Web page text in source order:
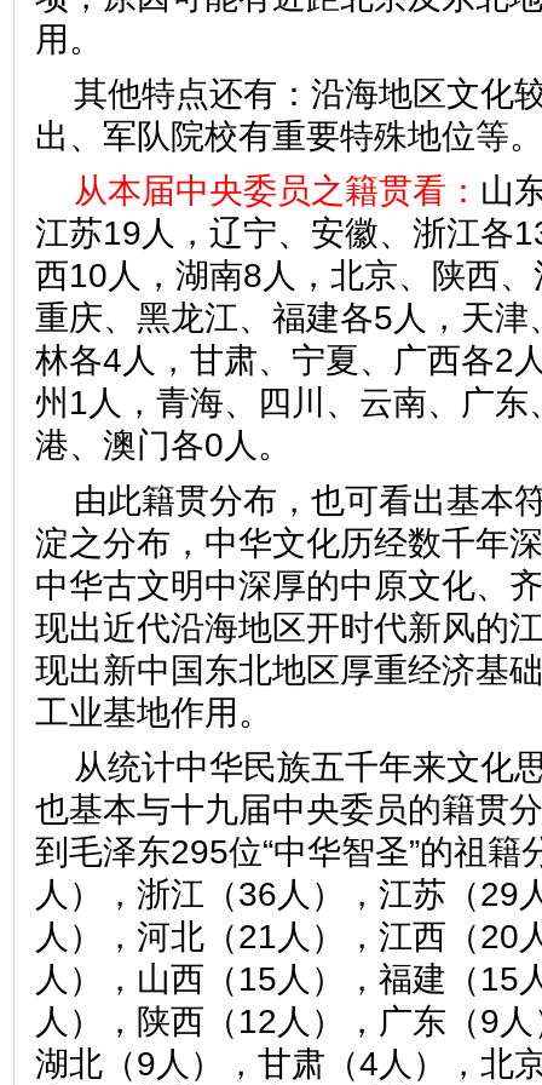
用。
其他特点还有：沿海地区文化
出、军队院校有重要特殊地位等。
从本届中央委员之籍贯看： 山
江苏19人，辽宁、安徽、浙江各
西10人，湖南8人，北京、陕西
重庆、黑龙江、福建各5人，天
林各4人，甘肃、宁夏、广西各2
州1人，青海、四川、云南、广东
港、澳门各0人。
由此籍贯分布，也可看出基本
淀之分布，中华文化历经数千年
中华古文明中深厚的中原文化、
现出近代沿海地区开时代新风的
现出新中国东北地区厚重经济基
工业基地作用。
从统计中华民族五千年来文化
也基本与十九届中央委员的籍贯
到毛泽东295位“中华智圣”的祖籍
人），浙江（36人），江苏（29
人），河北（21人），江西（20
人），山西（15人），福建（15
人），陕西（12人），广东（9
湖北（9人），甘肃（4人），北